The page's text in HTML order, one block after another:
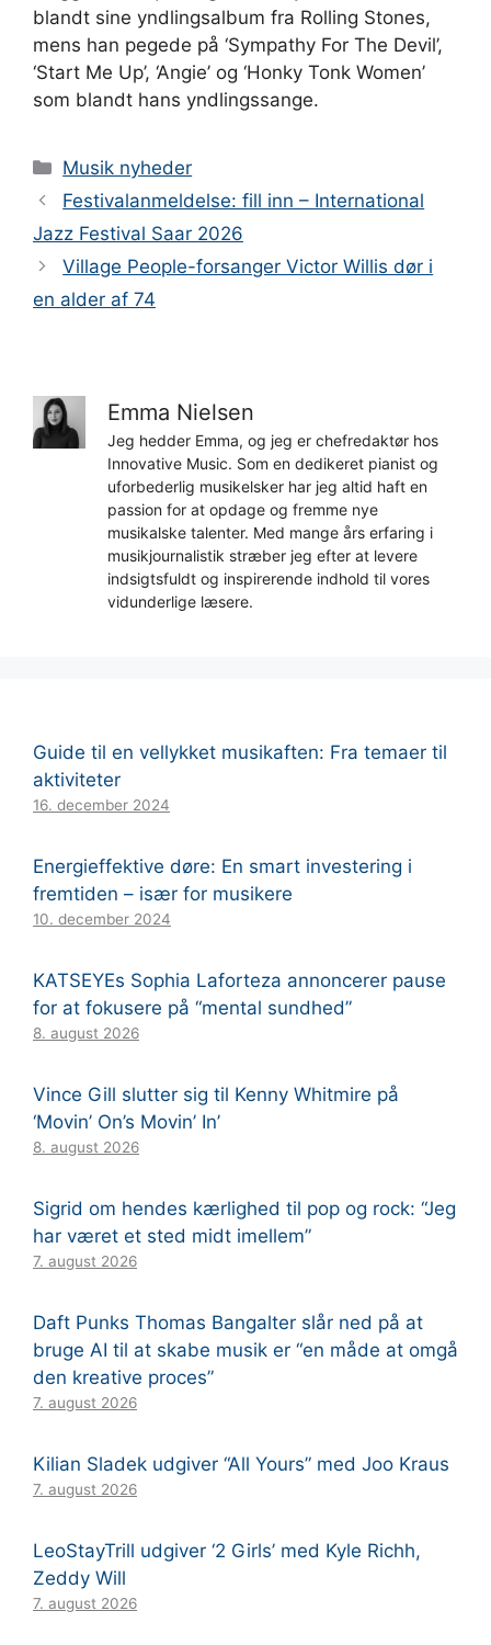
blandt sine yndlingsalbum fra Rolling Stones,
mens han pegede på ‘Sympathy For The Devil’,
‘Start Me Up’, ‘Angie’ og ‘Honky Tonk Women’
som blandt hans yndlingssange.
Kategorier
Musik nyheder
Festivalanmeldelse: fill inn – International
Jazz Festival Saar 2026
Village People-forsanger Victor Willis dør i
en alder af 74
Emma Nielsen
Jeg hedder Emma, og jeg er chefredaktør hos
Innovative Music. Som en dedikeret pianist og
uforbederlig musikelsker har jeg altid haft en
passion for at opdage og fremme nye
musikalske talenter. Med mange års erfaring i
musikjournalistik stræber jeg efter at levere
indsigtsfuldt og inspirerende indhold til vores
vidunderlige læsere.
Guide til en vellykket musikaften: Fra temaer til
aktiviteter
16. december 2024
Energieffektive døre: En smart investering i
fremtiden – især for musikere
10. december 2024
KATSEYEs Sophia Laforteza annoncerer pause
for at fokusere på “mental sundhed”
8. august 2026
Vince Gill slutter sig til Kenny Whitmire på
‘Movin’ On’s Movin’ In’
8. august 2026
Sigrid om hendes kærlighed til pop og rock: “Jeg
har været et sted midt imellem”
7. august 2026
Daft Punks Thomas Bangalter slår ned på at
bruge AI til at skabe musik er “en måde at omgå
den kreative proces”
7. august 2026
Kilian Sladek udgiver “All Yours” med Joo Kraus
7. august 2026
LeoStayTrill udgiver ‘2 Girls’ med Kyle Richh,
Zeddy Will
7. august 2026